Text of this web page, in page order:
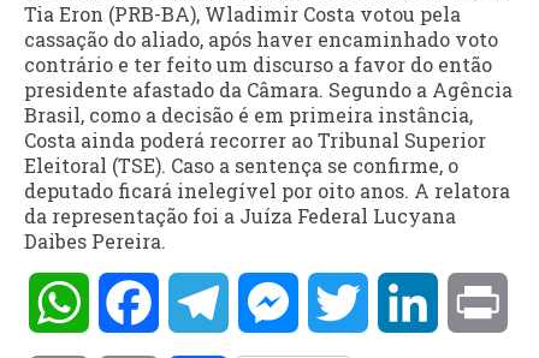
Tia Eron (PRB-BA), Wladimir Costa votou pela
cassação do aliado, após haver encaminhado voto
contrário e ter feito um discurso a favor do então
presidente afastado da Câmara. Segundo a Agência
Brasil, como a decisão é em primeira instância,
Costa ainda poderá recorrer ao Tribunal Superior
Eleitoral (TSE). Caso a sentença se confirme, o
deputado ficará inelegível por oito anos. A relatora
da representação foi a Juíza Federal Lucyana
Daibes Pereira.
WhatsAppFacebookTelegramMessengerTwitter LinkedIn